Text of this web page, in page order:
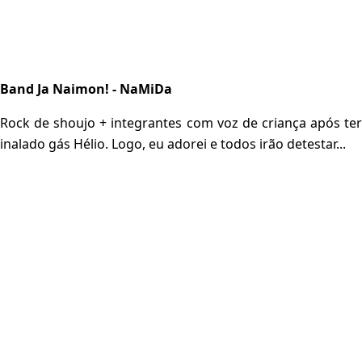
Band Ja Naimon! - NaMiDa
Rock de shoujo + integrantes com voz de criança após ter
inalado gás Hélio. Logo, eu adorei e todos irão detestar...